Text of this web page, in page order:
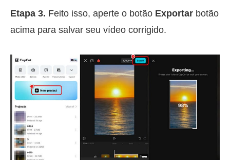
Etapa 3. Feito isso, aperte o botão Exportar botão
acima para salvar seu vídeo corrigido.